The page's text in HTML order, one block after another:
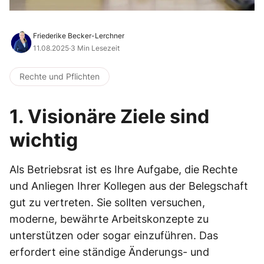
Friederike Becker-Lerchner
11.08.2025·3 Min Lesezeit
Rechte und Pflichten
1. Visionäre Ziele sind
wichtig
Als Betriebsrat ist es Ihre Aufgabe, die Rechte
und Anliegen Ihrer Kollegen aus der Belegschaft
gut zu vertreten. Sie sollten versuchen,
moderne, bewährte Arbeitskonzepte zu
unterstützen oder sogar einzuführen. Das
erfordert eine ständige Änderungs- und